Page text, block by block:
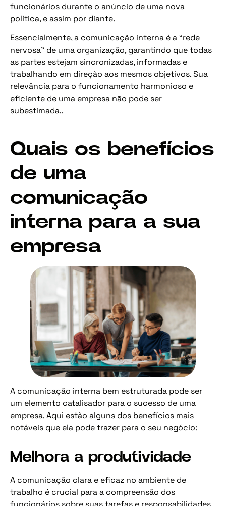
funcionários durante o anúncio de uma nova
política, e assim por diante.
Essencialmente, a comunicação interna é a “rede
nervosa” de uma organização, garantindo que todas
as partes estejam sincronizadas, informadas e
trabalhando em direção aos mesmos objetivos. Sua
relevância para o funcionamento harmonioso e
eficiente de uma empresa não pode ser
subestimada..
Quais os benefícios
de uma
comunicação
interna para a sua
empresa
A comunicação interna bem estruturada pode ser
um elemento catalisador para o sucesso de uma
empresa. Aqui estão alguns dos benefícios mais
notáveis que ela pode trazer para o seu negócio:
Melhora a produtividade
A comunicação clara e eficaz no ambiente de
trabalho é crucial para a compreensão dos